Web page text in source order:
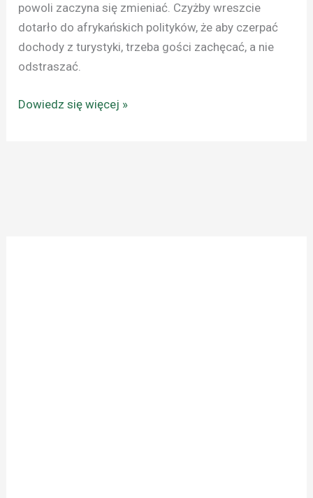
powoli zaczyna się zmieniać. Czyżby wreszcie
dotarło do afrykańskich polityków, że aby czerpać
dochody z turystyki, trzeba gości zachęcać, a nie
odstraszać.
Dowiedz się więcej »